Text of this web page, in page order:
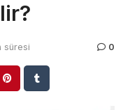
süresi 0